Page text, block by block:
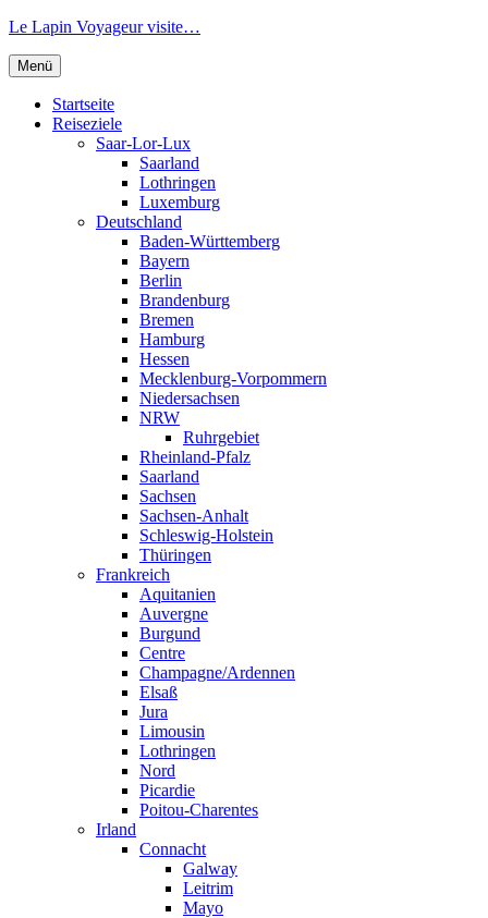
Zum
springen
Le Lapin Voyageur visite…
Menü
Startseite
Reiseziele
Saar-Lor-Lux
Saarland
Lothringen
Luxemburg
Deutschland
Baden-Württemberg
Bayern
Berlin
Brandenburg
Bremen
Hamburg
Hessen
Mecklenburg-Vorpommern
Niedersachsen
NRW
Ruhrgebiet
Rheinland-Pfalz
Saarland
Sachsen
Sachsen-Anhalt
Schleswig-Holstein
Thüringen
Frankreich
Aquitanien
Auvergne
Burgund
Centre
Champagne/Ardennen
Elsaß
Jura
Limousin
Lothringen
Nord
Picardie
Poitou-Charentes
Irland
Connacht
Galway
Leitrim
Mayo